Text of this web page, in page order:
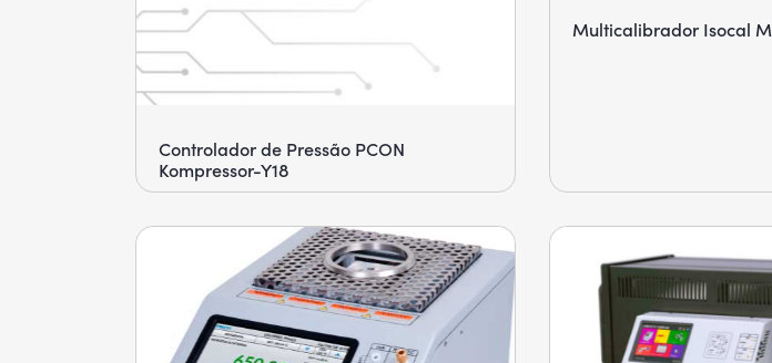
Controlador de Pressão PCON
Kompressor-Y18
Multicalibrador Isocal